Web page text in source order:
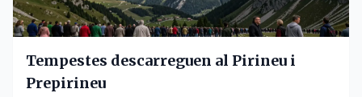
Tempestes descarreguen al Pirineu i
Prepirineu